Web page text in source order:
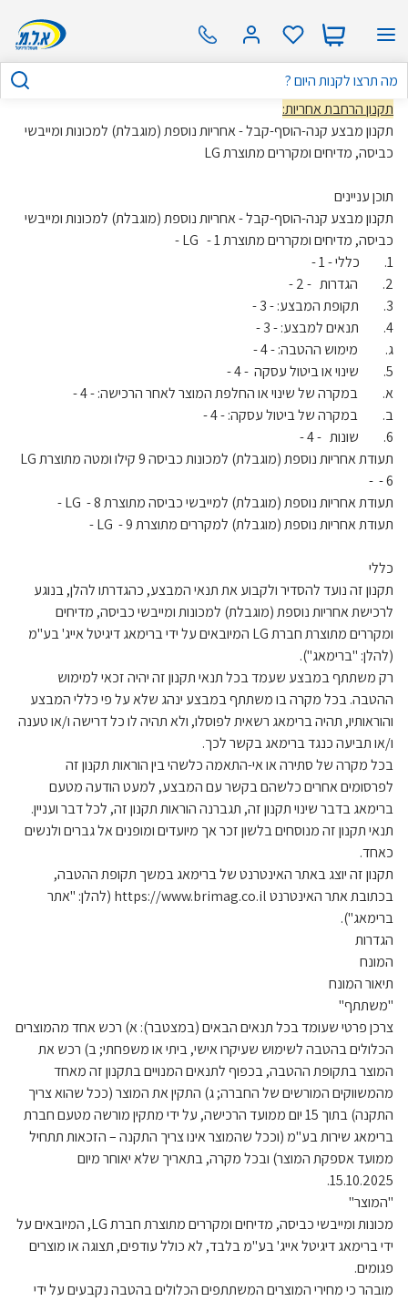
תקנון הרחבת אחריות:
תקנון מבצע קנה-הוסף-קבל - אחריות נוספת (מוגבלת) למכונות ומייבשי
כביסה, מדיחים ומקררים מתוצרת LG
תוכן עניינים
תקנון מבצע קנה-הוסף-קבל - אחריות נוספת (מוגבלת) למכונות ומייבשי
כביסה, מדיחים ומקררים מתוצרת LG - 1 -
1. כללי - 1 -
2. הגדרות - 2 -
3. תקופת המבצע: - 3 -
4. תנאים למבצע: - 3 -
ג. מימוש ההטבה: - 4 -
5. שינוי או ביטול עסקה - 4 -
א. במקרה של שינוי או החלפת המוצר לאחר הרכישה: - 4 -
ב. במקרה של ביטול עסקה: - 4 -
6. שונות - 4 -
תעודת אחריות נוספת (מוגבלת) למכונות כביסה 9 קילו ומטה מתוצרת LG
- 6 -
תעודת אחריות נוספת (מוגבלת) למייבשי כביסה מתוצרת LG - 8 -
תעודת אחריות נוספת (מוגבלת) למקררים מתוצרת LG - 9 -
כללי
תקנון זה נועד להסדיר ולקבוע את תנאי המבצע, כהגדרתו להלן, בנוגע
לרכישת אחריות נוספת (מוגבלת) למכונות ומייבשי כביסה, מדיחים
ומקררים מתוצרת חברת LG המיובאים על ידי ברימאג דיגיטל אייג' בע"מ
(להלן: "ברימאג").
רק משתתף במבצע שעמד בכל תנאי תקנון זה יהיה זכאי למימוש
ההטבה. בכל מקרה בו משתתף במבצע ינהג שלא על פי כללי המבצע
והוראותיו, תהיה ברימאג רשאית לפוסלו, ולא תהיה לו כל דרישה ו/או טענה
ו/או תביעה כנגד ברימאג בקשר לכך.
בכל מקרה של סתירה או אי-התאמה כלשהי בין הוראות תקנון זה
לפרסומים אחרים כלשהם בקשר עם המבצע, למעט הודעה מטעם
ברימאג בדבר שינוי תקנון זה, תגברנה הוראות תקנון זה, לכל דבר ועניין.
תנאי תקנון זה מנוסחים בלשון זכר אך מיועדים ומופנים אל גברים ולנשים
כאחד.
תקנון זה יוצג באתר האינטרנט של ברימאג במשך תקופת ההטבה,
בכתובת אתר האינטרנט https://www.brimag.co.il (להלן: "אתר
ברימאג").
הגדרות
המונח
תיאור המונח
"משתתף"
צרכן פרטי שעומד בכל תנאים הבאים (במצטבר): א) רכש אחד מהמוצרים
הכלולים בהטבה לשימוש שעיקרו אישי, ביתי או משפחתי; ב) רכש את
המוצר בתקופת ההטבה, בכפוף לתנאים המנויים בתקנון זה מאחד
מהמשווקים המורשים של החברה; ג) התקין את המוצר (ככל שהוא צריך
התקנה) בתוך 15 יום ממועד הרכישה, על ידי מתקין מורשה מטעם חברת
ברימאג שירות בע"מ (וככל שהמוצר אינו צריך התקנה – הזכאות תתחיל
ממועד אספקת המוצר) ובכל מקרה, בתאריך שלא יאוחר מיום
15.10.2025.
"המוצר"
מכונות ומייבשי כביסה, מדיחים ומקררים מתוצרת חברת LG, המיובאים על
ידי ברימאג דיגיטל אייג' בע"מ בלבד, לא כולל עודפים, תצוגה או מוצרים
פגומים.
מובהר כי מחירי המוצרים המשתתפים הכלולים בהטבה נקבעים על ידי